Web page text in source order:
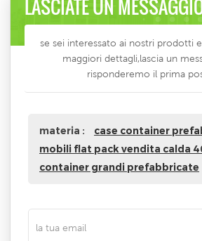
LASCIATE UN
se sei interessato ai nostri prodotti
maggiori dettagli,lascia un
risponderemo il prima
materia :
case container
mobili flat pack vendita calda
container grandi prefabbricate